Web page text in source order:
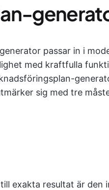
passar in i
med kraftfulla
sig med tre
exakta resultat är den